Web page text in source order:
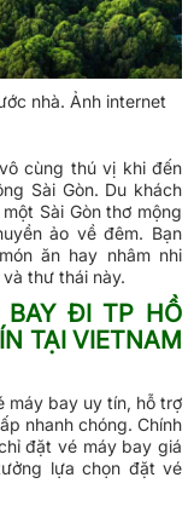
nhà. Ảnh internet
cùng thú vị khi đến
Sài Gòn. Du khách
Sài Gòn thơ mộng
ảo về đêm. Bạn
ăn hay nhâm nhi
thư thái này.
BAY ĐI TP HỒ
TẠI VIETNAM
máy bay uy tín, hỗ trợ
nhanh chóng. Chính
đặt vé máy bay giá
lựa chọn đặt vé